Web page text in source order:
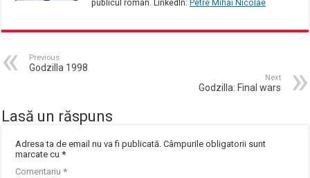
publicul român. LinkedIn: Petre Mihai Nicolae
Previous
Godzilla 1998
Next
Godzilla: Final wars
Lasă un răspuns
Adresa ta de email nu va fi publicată. Câmpurile obligatorii sunt
marcate cu*
Comentariu*